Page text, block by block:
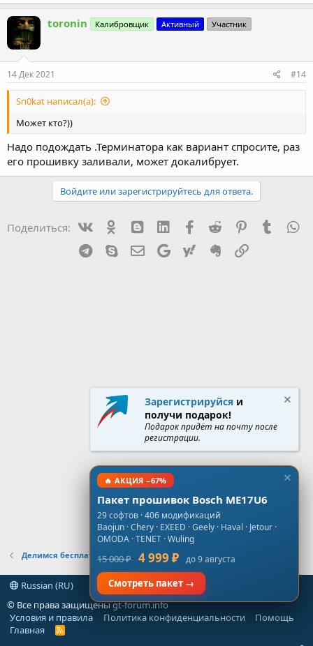
toronin Калибровщик Активный Участник
14 Дек 2021 #14
Sn0kat написал(а):
Может кто?))
Надо подождать .Терминатора как вариант спросите, раз
его прошивку заливали, может докалибрует.
Войдите или зарегистрируйтесь для ответа.
Поделиться: Ok mes_blogger
Linked InFacebook
Reddit PinterestTumblr
Telegram
Skype Эл. почта
Google Yahoo Evernote
Делимся бесплатными проверенными прошивками
Russian (RU)
© Все права защищеныgt-forum.info
Условия и правила
Политика конфиденциальности
Помощь
Главная
R
Зарегистрируйся и
получи подарок!
Подарок придёт на почту после
регистрации.
🔥 АКЦИЯ −67%
Пакет прошивок Bosch ME17U6
29 софтов · 406 модификаций
Baojun · Chery · EXEED · Geely · Haval · Jetour ·
OMODA · TENET · Wuling
15 000 ₽ 4 999 ₽ до 9 августа
Смотреть пакет →